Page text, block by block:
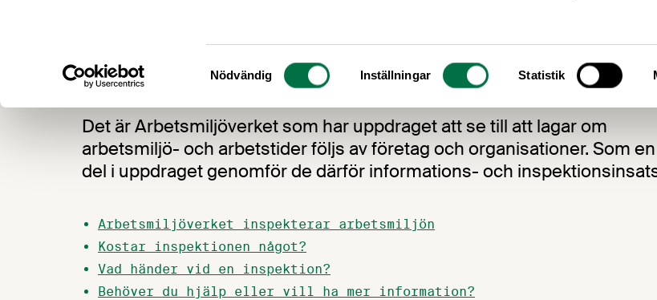
Samtyckesval
Nödvändig Inställningar Statistik
Inspektion från Arbetsmiljöverket
Det är Arbetsmiljöverket som har uppdraget att se till att lagar om
arbetsmiljö- och arbetstider följs av företag och organisationer. Som en
del i uppdraget genomför de därför informations- och
Arbetsmiljöverket inspekterar arbetsmiljön
Kostar inspektionen något?
Vad händer vid en inspektion?
Behöver du hjälp eller vill ha mer information?